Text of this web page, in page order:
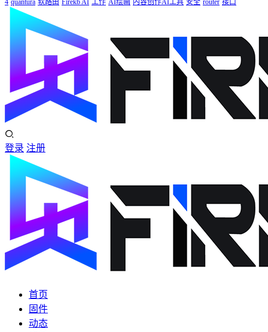
4 quantura 软路由 Firekb AI 工作 AI绘画 内容创作AI工具 安全 router 接口
登录 注册
首页
固件
动态